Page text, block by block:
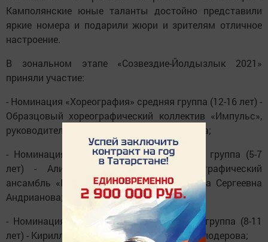
Камполянские юные таланты достойно представили
яркие номера и подарили жюри и зрителям отличное
настроение.
В зональном этапе «Созвездие-Йолдызлык 2021»
приняли участие:
- Номинация «Хореография» средняя группа (12-16 лет) -
Образцовый хореографический коллектив «Импульс»,
руководитель Евгения Ивановна Башмакова;
- Номинация «Вокал-соло» 1-ая младшая группа (5-7
лет) - Алия Абдурахманова и хореографический
ансамбль «Колибри», руководитель Тамара Сергеевна
Андрианова;
- Номинация «Вокал-соло» 2-ая младшая группа (8-11
лет) - Кирилл Иванов, Елена Евгеньевна Круподерова;